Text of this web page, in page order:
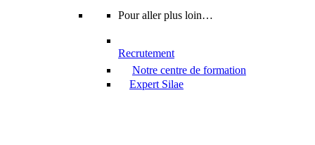
Pour aller plus loin…
Recrutement
Notre centre de formation
Expert Silae